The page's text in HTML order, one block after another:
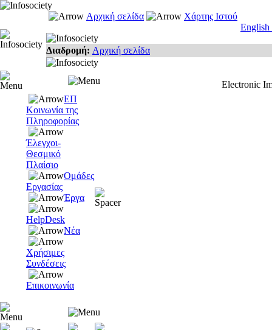
Αρχική σελίδα
Χάρτης Ιστού
English
Διαδρομή: Αρχική σελίδα
ΕΠ
Κοινωνία της
Πληροφορίας
Έλεγχοι-
Θεσμικό
Πλαίσιο
Ομάδες
Εργασίας
Έργα
HelpDesk
Νέα
Χρήσιμες
Συνδέσεις
Επικοινωνία
Electronic